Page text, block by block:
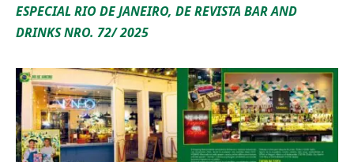
ESPECIAL RIO DE JANEIRO, DE REVISTA BAR AND
DRINKS NRO. 72/ 2025